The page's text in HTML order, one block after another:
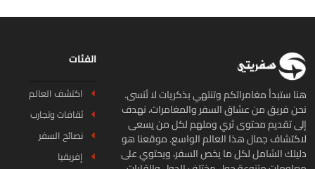
ستبدأ مغامراتكم وتنتهي بذكريات لا تُنسى.
فريق من عشاق السفر والمغامرات، نهدف
تقديم محتوى ثري وملهم لكل من يسعى
جمال هذا العالم الواسع. موقعنا هو
الشامل لكل ما يخص السفر، ويحتوي على
الفئات
اكتشف العالم
ثقافات وتجارب
نصائح السفر
إفريقيا